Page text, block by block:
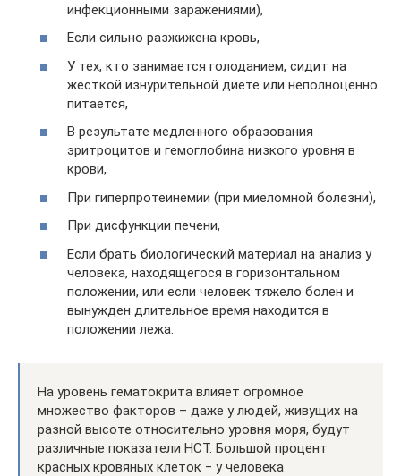
инфекционными заражениями),
Если сильно разжижена кровь,
У тех, кто занимается голоданием, сидит на
жесткой изнурительной диете или неполноценно
питается,
В результате медленного образования
эритроцитов и гемоглобина низкого уровня в
крови,
При гиперпротеинемии (при миеломной болезни),
При дисфункции печени,
Если брать биологический материал на анализ у
человека, находящегося в горизонтальном
положении, или если человек тяжело болен и
вынужден длительное время находится в
положении лежа.
На уровень гематокрита влияет огромное
множество факторов – даже у людей, живущих на
разной высоте относительно уровня моря, будут
различные показатели HCT. Большой процент
красных кровяных клеток ‒ у человека